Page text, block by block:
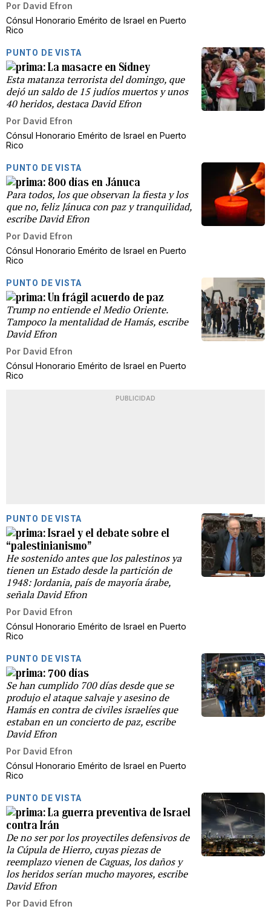
Por David Efron
Cónsul Honorario Emérito de Israel en Puerto
Rico
PUNTO DE VISTA
La masacre en Sídney
Esta matanza terrorista del domingo, que
dejó un saldo de 15 judíos muertos y unos
40 heridos, destaca David Efron
Por David Efron
Cónsul Honorario Emérito de Israel en Puerto
Rico
PUNTO DE VISTA
800 días en Jánuca
Para todos, los que observan la fiesta y los
que no, feliz Jánuca con paz y tranquilidad,
escribe David Efron
Por David Efron
Cónsul Honorario Emérito de Israel en Puerto
Rico
PUNTO DE VISTA
Un frágil acuerdo de paz
Trump no entiende el Medio Oriente.
Tampoco la mentalidad de Hamás, escribe
David Efron
Por David Efron
Cónsul Honorario Emérito de Israel en Puerto
Rico
PUBLICIDAD
PUNTO DE VISTA
Israel y el debate sobre el
“palestinianismo”
He sostenido antes que los palestinos ya
tienen un Estado desde la partición de
1948: Jordania, país de mayoría árabe,
señala David Efron
Por David Efron
Cónsul Honorario Emérito de Israel en Puerto
Rico
PUNTO DE VISTA
700 días
Se han cumplido 700 días desde que se
produjo el ataque salvaje y asesino de
Hamás en contra de civiles israelíes que
estaban en un concierto de paz, escribe
David Efron
Por David Efron
Cónsul Honorario Emérito de Israel en Puerto
Rico
PUNTO DE VISTA
La guerra preventiva de Israel
contra Irán
De no ser por los proyectiles defensivos de
la Cúpula de Hierro, cuyas piezas de
reemplazo vienen de Caguas, los daños y
los heridos serían mucho mayores, escribe
David Efron
Por David Efron